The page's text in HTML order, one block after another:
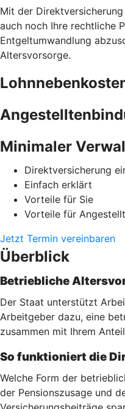
Mit der
auch noch Ihre rechtliche
Entgeltumwandlung
Altersvorsorge.
Minimaler
Direktversicherung
Einfach erklärt
Vorteile für Sie
Vorteile für
Jetzt Termin vereinbaren
Überblick
Betriebliche
Der Staat unterstützt
Arbeitgeber dazu, eine
zusammen mit Ihrem
So funktioniert die
Welche Form der
der Pensionszusage und